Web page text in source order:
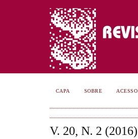
CAPA SOBRE ACESSO
V. 20, N. 2 (2016)